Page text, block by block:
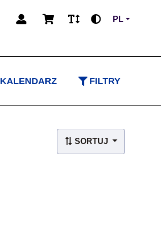
PL
KALENDARZ FILTRY
SORTUJ